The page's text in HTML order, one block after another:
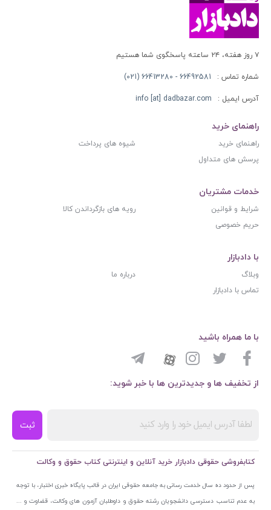
۷ روز هفته، ۲۴ ساعته پاسخگوی شما هستیم
شماره تماس : 66492581 - 66413280 (021)
آدرس ایمیل : info [at] dadbazar.com
راهنمای خرید
راهنمای خرید
شیوه های پرداخت
پرسش های متداول
خدمات مشتریان
شرایط و قوانین
رویه های بازگرداندن کالا
حریم خصوصی
با دادبازار
وبلاگ
درباره ما
تماس با دادبازار
از تخفیف ها و جدیدترین ها با خبر شوید:
ثبت
با ما همراه باشید
کتابفروشی حقوقی دادبازار خرید آنلاین و اینترنتی کتاب حقوق و وکالت
پس از حدود ده سال خدمت رسانی به جامعه حقوقی ایران در قالب پایگاه خبری اختبار، با توجه
به عدم تناسب دسترسی دانشجویان رشته حقوق و داوطلبان آزمون های وکالت، قضاوت و ...